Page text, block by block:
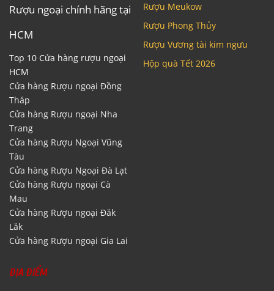
Rượu ngoại chính hãng tại
HCM
Top 10 Cửa hàng rượu ngoại
HCM
Cửa hàng Rượu ngoại Đồng
Tháp
Cửa hàng Rượu ngoại Nha
Trang
Cửa hàng Rượu Ngoại Vũng
Tàu
Cửa hàng Rượu Ngoại Đà Lạt
Cửa hàng Rượu ngoại Cà
Mau
Cửa hàng Rượu ngoại Đăk
Lăk
Cửa hàng Rượu ngoại Gia Lai
Rượu Meukow
Rượu Phong Thủy
Rượu Vương tài kim ngưu
Hộp quà Tết 2026
ĐỊA ĐIỂM